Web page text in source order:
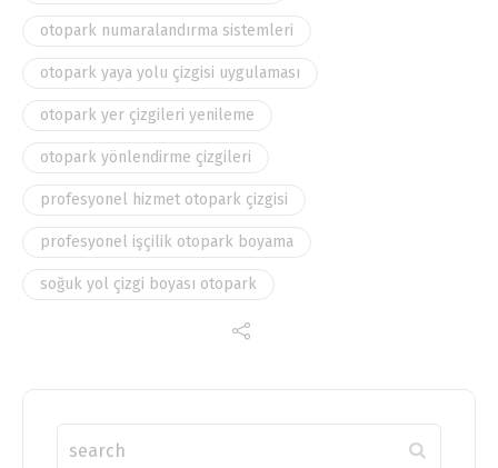
otopark numaralandırma sistemleri
otopark yaya yolu çizgisi uygulaması
otopark yer çizgileri yenileme
otopark yönlendirme çizgileri
profesyonel hizmet otopark çizgisi
profesyonel işçilik otopark boyama
soğuk yol çizgi boyası otopark